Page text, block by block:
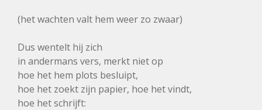
(het wachten valt hem weer zo zwaar)
Dus wentelt hij zich
in andermans vers, merkt niet op
hoe het hem plots besluipt,
hoe het zoekt zijn papier, hoe het vindt,
hoe het schrijft: